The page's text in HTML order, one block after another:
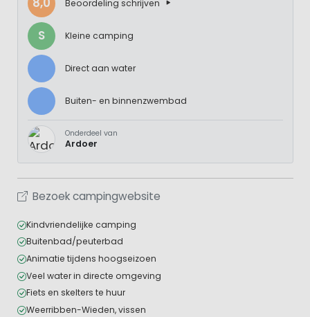
Beoordeling schrijven
S Kleine camping
Direct aan water
Buiten- en binnenzwembad
Onderdeel van
Ardoer
Bezoek campingwebsite
Kindvriendelijke camping
Buitenbad/peuterbad
Animatie tijdens hoogseizoen
Veel water in directe omgeving
Fiets en skelters te huur
Weerribben-Wieden, vissen